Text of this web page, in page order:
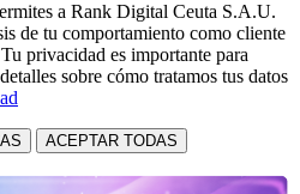
a Rank Digital Ceuta S.A.U.
de tu comportamiento como cliente
privacidad es importante para
sobre cómo tratamos tus datos
ACEPTAR TODAS